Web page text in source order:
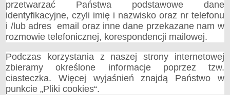
Rejestr działalności regulowanej
Zarządzenia Burmistrza
Obwieszczenia
Budżet
Wykonanie Budżetu
Opinie Regionalnej Izby Obrachunkowej
przetwarzać Państwa podstawowe dane
identyfikacyjne, czyli imię i nazwisko oraz nr telefonu
i /lub adres email oraz inne dane przekazane nam w
rozmowie telefonicznej, korespondencji mailowej.
Podczas korzystania z naszej strony internetowej
zbieramy określone informacje poprzez tzw.
ciasteczka. Więcej wyjaśnień znajdą Państwo w
punkcie „Pliki cookies“.